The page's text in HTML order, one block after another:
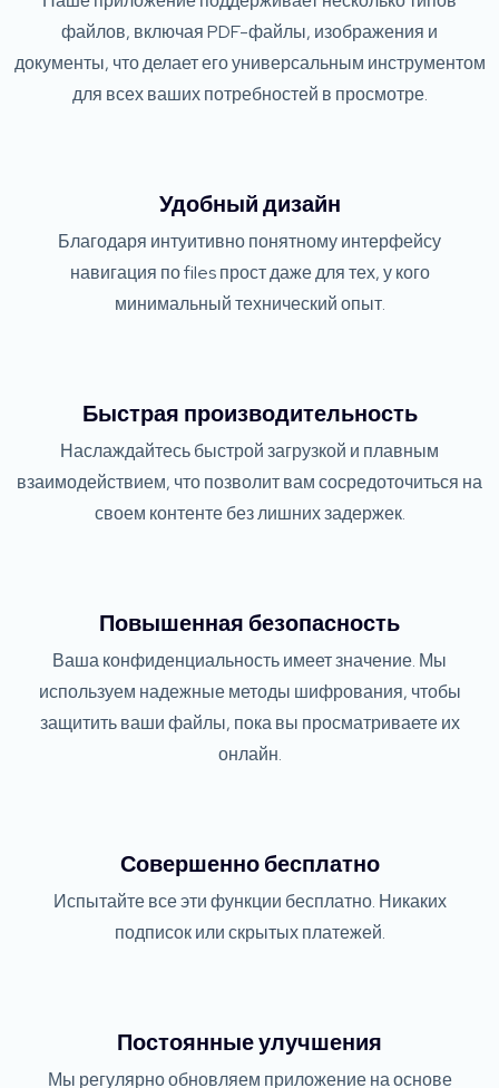
файлов, включая PDF-файлы, изображения и
документы, что делает его универсальным инструментом
для всех ваших потребностей в просмотре.
Удобный дизайн
Благодаря интуитивно понятному интерфейсу
навигация по files прост даже для тех, у кого
минимальный технический опыт.
Быстрая производительность
Наслаждайтесь быстрой загрузкой и плавным
взаимодействием, что позволит вам сосредоточиться на
своем контенте без лишних задержек.
Повышенная безопасность
Ваша конфиденциальность имеет значение. Мы
используем надежные методы шифрования, чтобы
защитить ваши файлы, пока вы просматриваете их
онлайн.
Совершенно бесплатно
Испытайте все эти функции бесплатно. Никаких
подписок или скрытых платежей.
Постоянные улучшения
Мы регулярно обновляем приложение на основе